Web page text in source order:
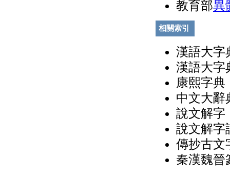
教育部異
相關索引
漢語大字
漢語大字
康熙字典
中文大辭
說文解字
說文解字
傳抄古文
秦漢魏晉